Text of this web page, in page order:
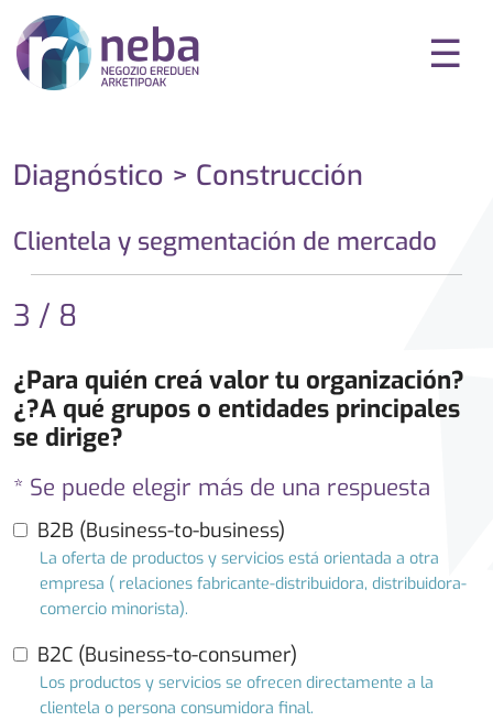
☰
Diagnóstico > Construcción
Clientela y segmentación de mercado
3 / 8
¿Para quién creá valor tu organización?
¿?A qué grupos o entidades principales
se dirige?
* Se puede elegir más de una respuesta
B2B (Business-to-business)
La oferta de productos y servicios está orientada a otra
empresa ( relaciones fabricante-distribuidora, distribuidora-
comercio minorista).
B2C (Business-to-consumer)
Los productos y servicios se ofrecen directamente a la
clientela o persona consumidora final.